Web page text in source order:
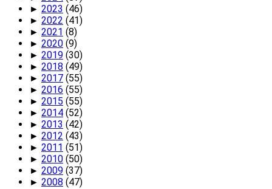
► 2023 (46)
► 2022 (41)
► 2021 (8)
► 2020 (9)
► 2019 (30)
► 2018 (49)
► 2017 (55)
► 2016 (55)
► 2015 (55)
► 2014 (52)
► 2013 (42)
► 2012 (43)
► 2011 (51)
► 2010 (50)
► 2009 (37)
► 2008 (47)